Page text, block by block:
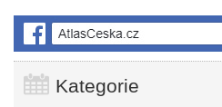
Kategorie